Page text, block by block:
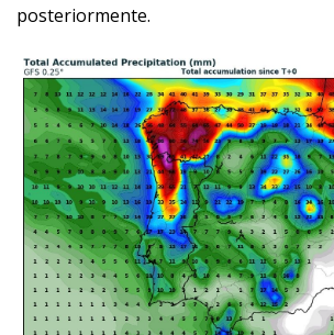
posteriormente.